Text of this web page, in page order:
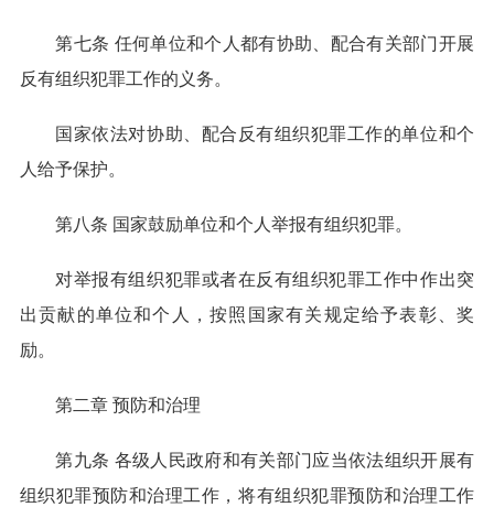
第七条 任何单位和个人都有协助、配合有关部门开展
反有组织犯罪工作的义务。
国家依法对协助、配合反有组织犯罪工作的单位和个
人给予保护。
第八条 国家鼓励单位和个人举报有组织犯罪。
对举报有组织犯罪或者在反有组织犯罪工作中作出突
出贡献的单位和个人，按照国家有关规定给予表彰、奖
励。
第二章 预防和治理
第九条 各级人民政府和有关部门应当依法组织开展有
组织犯罪预防和治理工作，将有组织犯罪预防和治理工作